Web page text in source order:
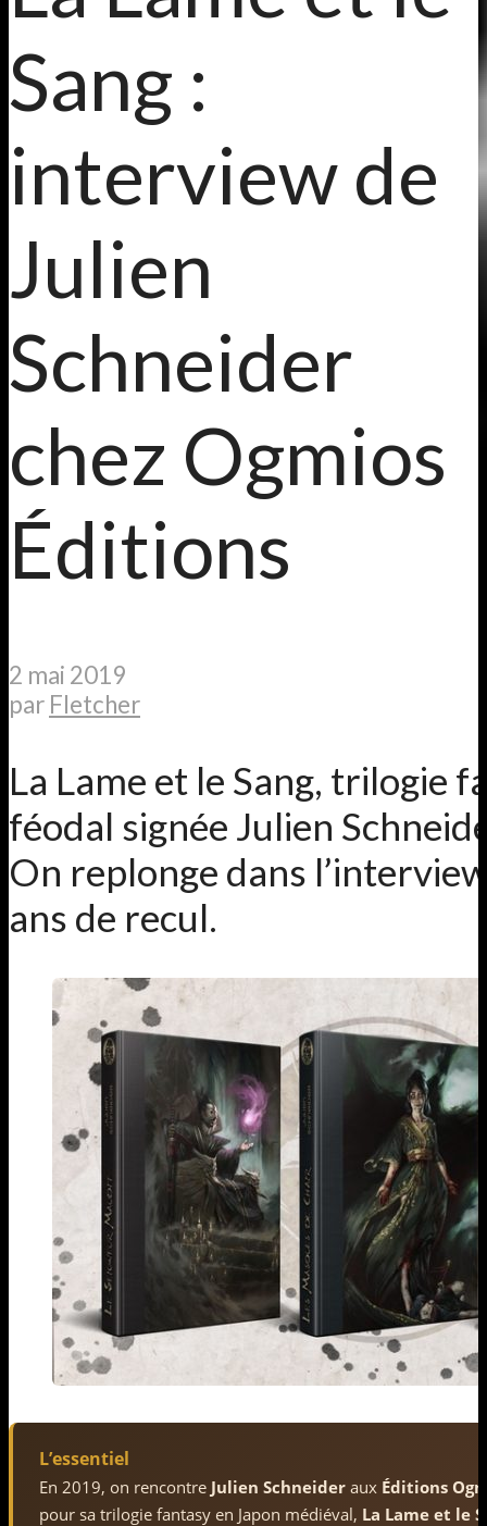
Sang :
interview de
Julien
Schneider
chez Ogmios
Éditions
2 mai 2019
par Fletcher
La Lame et le Sang, trilogie
féodal signée Julien
On replonge dans
ans de recul.
L’essentiel
En 2019, on rencontre Julien Schneider aux Éditions
pour sa trilogie fantasy en Japon médiéval, La Lame et le